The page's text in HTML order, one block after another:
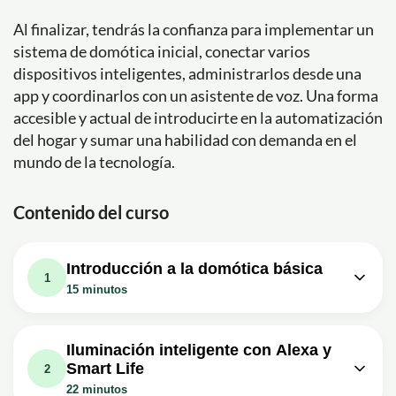
Al finalizar, tendrás la confianza para implementar un
sistema de domótica inicial, conectar varios
dispositivos inteligentes, administrarlos desde una
app y coordinarlos con un asistente de voz. Una forma
accesible y actual de introducirte en la automatización
del hogar y sumar una habilidad con demanda en el
mundo de la tecnología.
Contenido del curso
1
Introducción a la domótica básica
15 minutos
DOMÓTICA Básico - GRATIS - en
ESPAÑOL
Ejercicio: ¿Cuál es el enfoque principal del curso de
2
Iluminación inteligente con Alexa y
Smart Life
22 minutos